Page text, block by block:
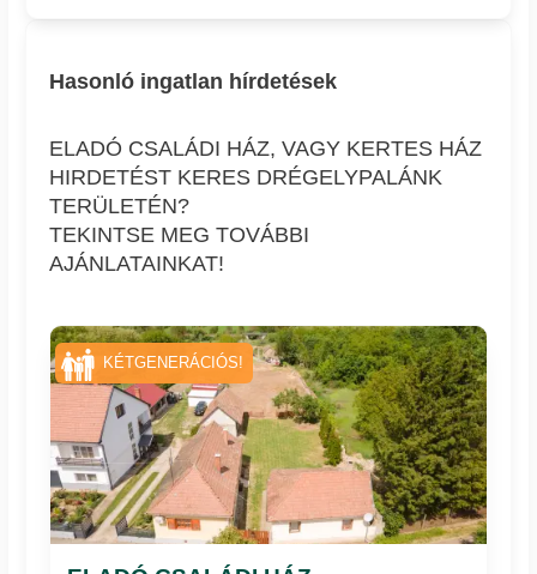
Hasonló ingatlan hírdetések
ELADÓ CSALÁDI HÁZ, VAGY KERTES HÁZ
HIRDETÉST KERES DRÉGELYPALÁNK
TERÜLETÉN?
TEKINTSE MEG TOVÁBBI
AJÁNLATAINKAT!
KÉTGENERÁCIÓS!